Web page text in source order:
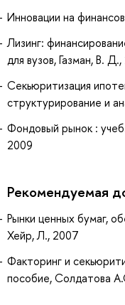
Инновации на
Лизинг:
для вузов, Газман, В.
Секьюритизация
структурирование и
Фондовый рынок :
2009
Рекомендуемая
Рынки ценных бумаг,
Хейр, Л., 2007
Факторинг и
пособие, Солдатова